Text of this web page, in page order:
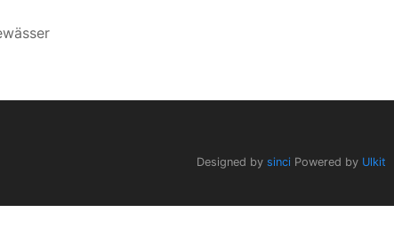
Designed by sinciPowered by Ulkit